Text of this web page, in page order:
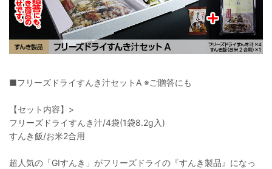
■フリーズドライすんき汁セットA ※ご贈答にも
【セット内容】>
フリーズドライすんき汁/4袋(1袋8.2g入)
すんき飯/お米2合用
超人気の「GIすんき」がフリーズドライの『すんき製品』になっ